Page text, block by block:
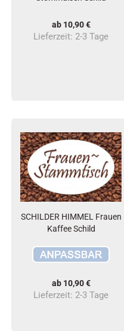
ab 10,90 €
Lieferzeit: 2-3 Tage
SCHILDER HIMMEL Frauen
Kaffee Schild
ab 10,90 €
Lieferzeit: 2-3 Tage